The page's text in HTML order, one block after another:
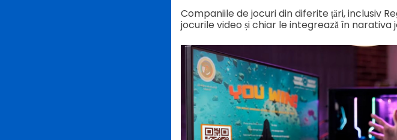
Companiile de jocuri din diferite țări, inclusiv
jocurile video și chiar le integrează în narativa